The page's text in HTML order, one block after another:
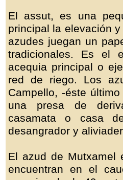
El assut, es una
principal la elevación
azudes juegan un
tradicionales. Es el
acequia principal o
red de riego. Los
Campello, -éste
una presa de
casamata o casa
desangrador y
El azud de Mutxamel
encuentran en el